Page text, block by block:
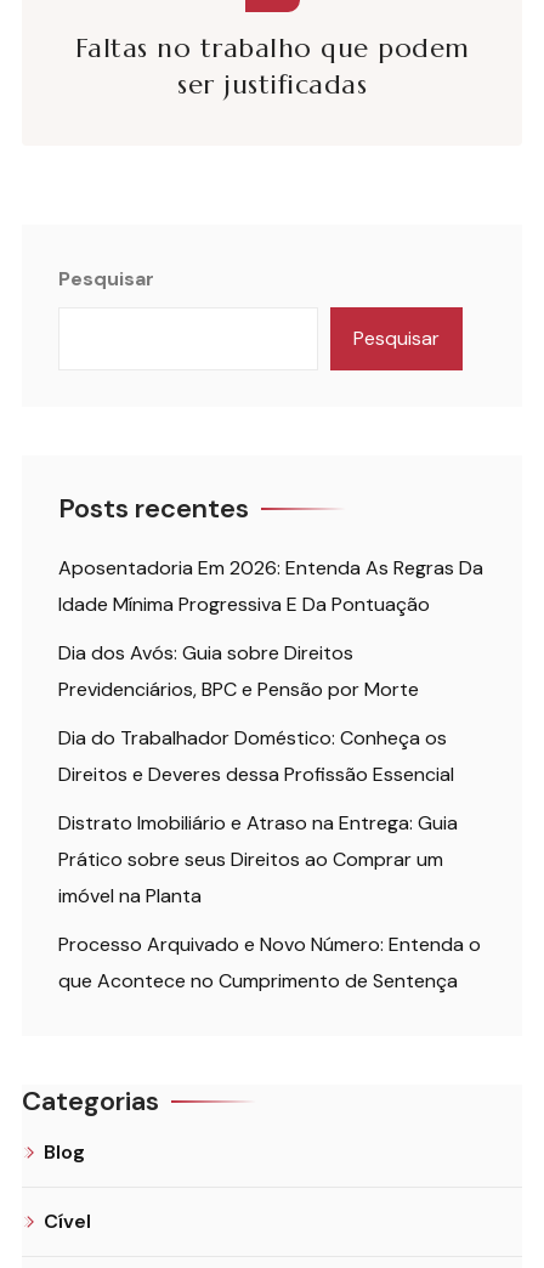
Faltas no trabalho que podem
ser justificadas
Pesquisar
Pesquisar
Posts recentes
Aposentadoria Em 2026: Entenda As Regras Da
Idade Mínima Progressiva E Da Pontuação
Dia dos Avós: Guia sobre Direitos
Previdenciários, BPC e Pensão por Morte
Dia do Trabalhador Doméstico: Conheça os
Direitos e Deveres dessa Profissão Essencial
Distrato Imobiliário e Atraso na Entrega: Guia
Prático sobre seus Direitos ao Comprar um
imóvel na Planta
Processo Arquivado e Novo Número: Entenda o
que Acontece no Cumprimento de Sentença
Categorias
Blog
Cível